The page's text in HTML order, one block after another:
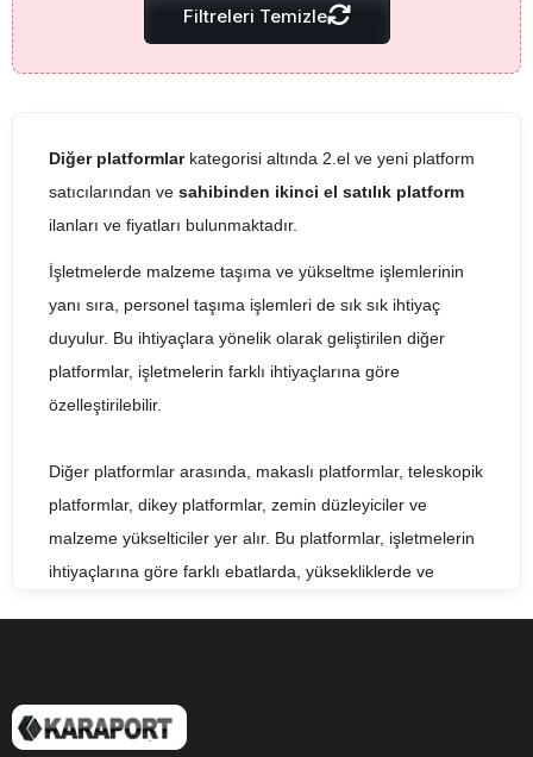
Filtreleri Temizle
Diğer platformlarkategorisi altında 2.el ve yeni platform
satıcılarından ve sahibinden ikinci el satılık platform
ilanları ve fiyatları bulunmaktadır.
İşletmelerde malzeme taşıma ve yükseltme işlemlerinin
yanı sıra, personel taşıma işlemleri de sık sık ihtiyaç
duyulur. Bu ihtiyaçlara yönelik olarak geliştirilen diğer
platformlar, işletmelerin farklı ihtiyaçlarına göre
özelleştirilebilir.
Diğer platformlar arasında, makaslı platformlar, teleskopik
platformlar, dikey platformlar, zemin düzleyiciler ve
malzeme yükselticiler yer alır. Bu platformlar, işletmelerin
ihtiyaçlarına göre farklı ebatlarda, yüksekliklerde ve
bütçelerine uygun bir alternatif sunar. Bu platformlar, sıfır
ekipmanlara göre daha uygun bir fiyatla sunulurken,